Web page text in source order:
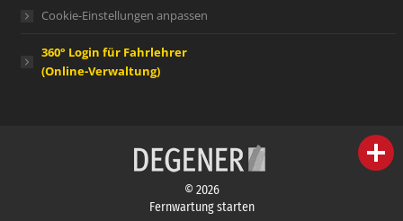
Cookie-Einstellungen anpassen
360° Login für Fahrlehrer
(Online-Verwaltung)
© 2026
Fernwartung starten
person IHR FACHBERATER
campaign